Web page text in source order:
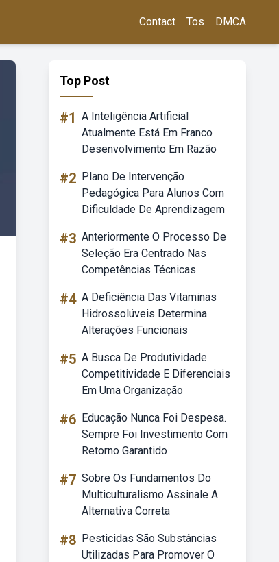
Contact Tos DMCA
Top Post
#1 A Inteligência Artificial
Atualmente Está Em Franco
Desenvolvimento Em Razão
#2 Plano De Intervenção
Pedagógica Para Alunos Com
Dificuldade De Aprendizagem
#3 Anteriormente O Processo De
Seleção Era Centrado Nas
Competências Técnicas
#4 A Deficiência Das Vitaminas
Hidrossolúveis Determina
Alterações Funcionais
#5 A Busca De Produtividade
Competitividade E Diferenciais
Em Uma Organização
#6 Educação Nunca Foi Despesa.
Sempre Foi Investimento Com
Retorno Garantido
#7 Sobre Os Fundamentos Do
Multiculturalismo Assinale A
Alternativa Correta
#8 Pesticidas São Substâncias
Utilizadas Para Promover O